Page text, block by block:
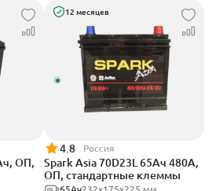
ОП,
12 месяцев
4.8 Россия
Spark Asia 70D23L 65Ач 480А,
ОП, стандартные клеммы